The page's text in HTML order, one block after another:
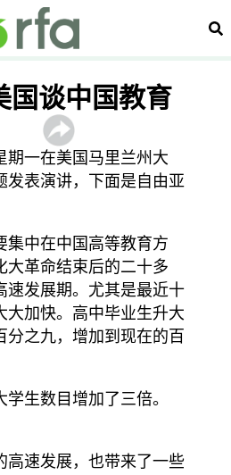
搜
国谈中国教育
期一在美国马里兰州大
发表演讲，下面是自由亚
集中在中国高等教育方
大革命结束后的二十多
速发展期。尤其是最近十
大加快。高中毕业生升大
分之九，增加到现在的百
生数目增加了三倍。
高速发展，也带来了一些